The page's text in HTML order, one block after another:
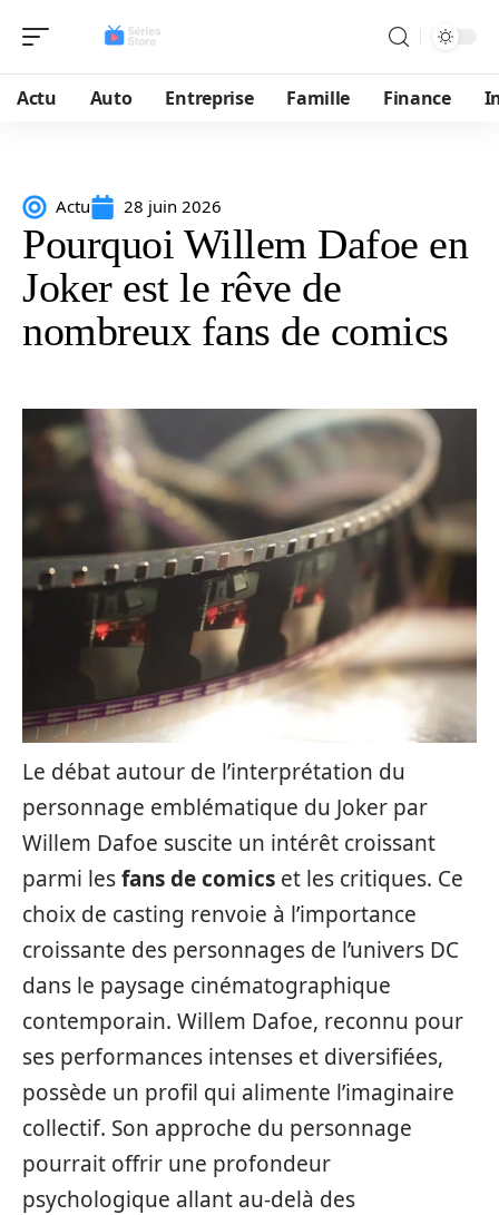
Actu Auto Entreprise Famille Finance
Actu 28 juin 2026
Pourquoi Willem Dafoe en
Joker est le rêve de
nombreux fans de comics
Le débat autour de l’interprétation du
personnage emblématique du Joker par
Willem Dafoe suscite un intérêt croissant
parmi lesfans de comics et les critiques. Ce
choix de casting renvoie à l’importance
croissante des personnages de l’univers DC
dans le paysage cinématographique
contemporain. Willem Dafoe, reconnu pour
ses performances intenses et diversifiées,
possède un profil qui alimente l’imaginaire
collectif. Son approche du personnage
pourrait offrir une profondeur
psychologique allant au-delà des